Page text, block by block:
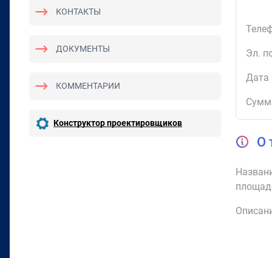
КОНТАКТЫ
ДОКУМЕНТЫ
КОММЕНТАРИИ
Конструктор проектировщиков
Эл.
Дата
О